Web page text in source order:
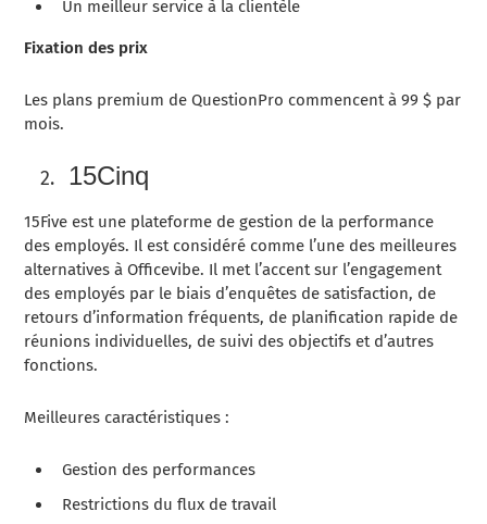
Un meilleur service à la clientèle
Fixation des prix
Les plans premium de QuestionPro commencent à 99 $ par
mois.
15Cinq
15Five est une plateforme de gestion de la performance
des employés. Il est considéré comme l’une des meilleures
alternatives à Officevibe. Il met l’accent sur l’engagement
des employés par le biais d’enquêtes de satisfaction, de
retours d’information fréquents, de planification rapide de
réunions individuelles, de suivi des objectifs et d’autres
fonctions.
Meilleures caractéristiques :
Gestion des performances
Restrictions du flux de travail